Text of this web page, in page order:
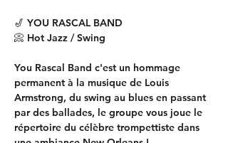
🎷 YOU RASCAL BAND
📀 Hot Jazz / Swing
You Rascal Band c'est un hommage
permanent à la musique de Louis
Armstrong, du swing au blues en passant
par des ballades, le groupe vous joue le
répertoire du célèbre trompettiste dans